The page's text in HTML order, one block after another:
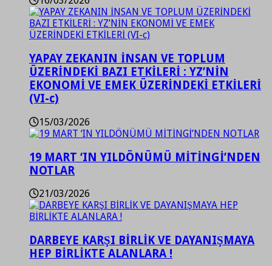
YAPAY ZEKANIN İNSAN VE TOPLUM
ÜZERİNDEKİ BAZI ETKİLERİ : YZ’NİN
EKONOMİ VE EMEK ÜZERİNDEKİ ETKİLERİ
(VI-c)
15/03/2026
19 MART ‘IN YILDÖNÜMÜ MİTİNGİ’NDEN
NOTLAR
21/03/2026
DARBEYE KARŞI BİRLİK VE DAYANIŞMAYA
HEP BİRLİKTE ALANLARA !